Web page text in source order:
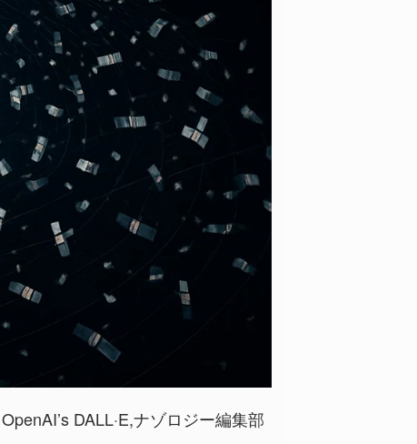
DALL·E,ナゾロジー編集部